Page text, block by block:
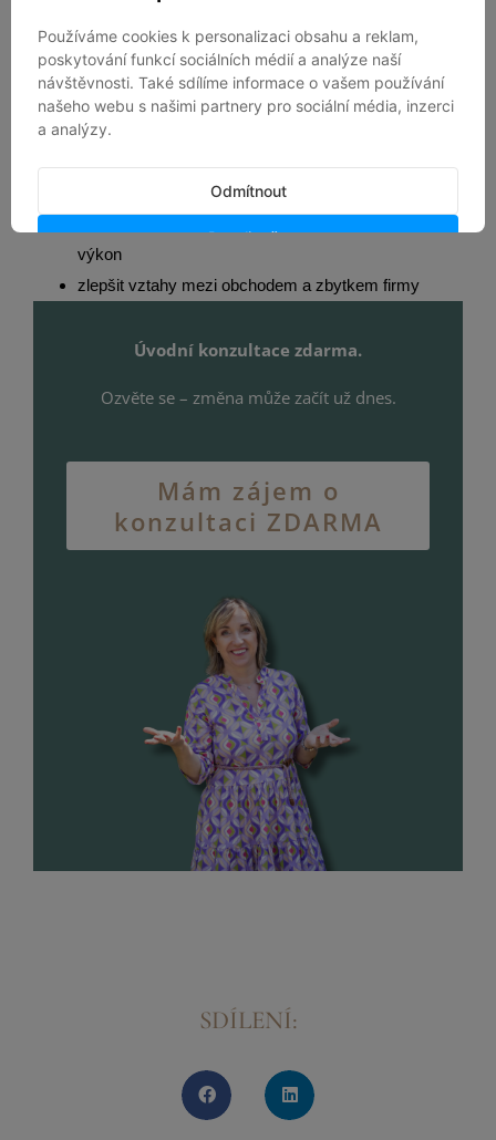
Pokud chcete znovu nastartovat výkon a důvěru ve
vašem obchodním týmu, ozvěte se.
Pomohu vám:
optimalizovat motivaci a odměňování
výkon
zlepšit vztahy mezi obchodem a zbytkem firmy
Úvodní konzultace zdarma.
Ozvěte se – změna může začít už dnes.
Mám zájem o
konzultaci ZDARMA
SDÍLENÍ: